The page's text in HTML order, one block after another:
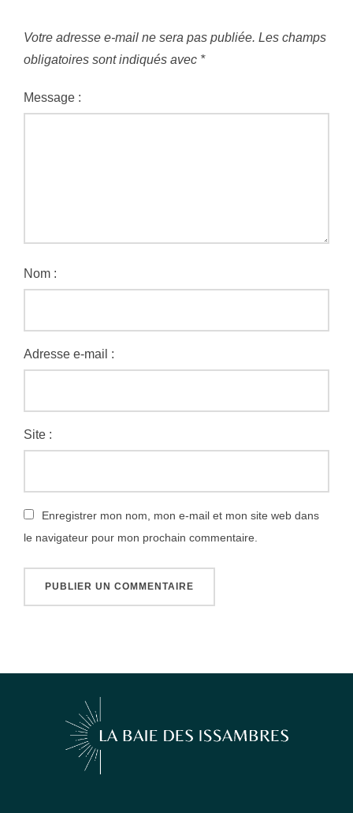
Votre adresse e-mail ne sera pas publiée. Les champs
obligatoires sont indiqués avec *
Message :
Nom :
Adresse e-mail :
Site :
Enregistrer mon nom, mon e-mail et mon site web dans
le navigateur pour mon prochain commentaire.